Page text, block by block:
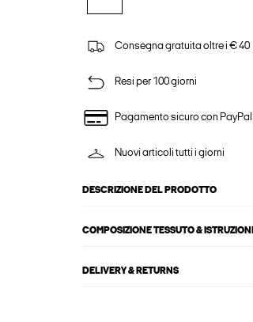
Consegna gratuita oltre i € 40
Resi per 100 giorni
Pagamento sicuro con PayPal
Nuovi articoli tutti i giorni
DESCRIZIONE DEL PRODOTTO
COMPOSIZIONE TESSUTO &
DELIVERY & RETURNS